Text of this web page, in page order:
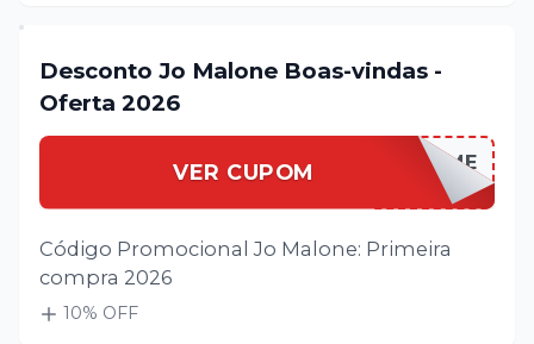
Desconto Jo Malone Boas-vindas -
Oferta 2026
VER CUPOMJOMALOWELCOME
Código Promocional Jo Malone: Primeira
compra 2026
10% OFF